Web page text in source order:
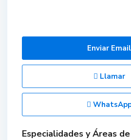
Enviar Email
Llamar
Especialidades y Áreas